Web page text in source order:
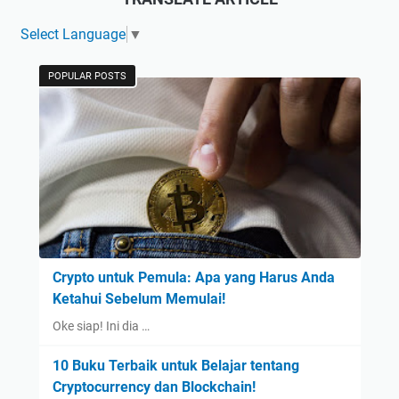
Select Language ▼
POPULAR POSTS
Crypto untuk Pemula: Apa yang Harus Anda
Ketahui Sebelum Memulai!
Oke siap! Ini dia …
10 Buku Terbaik untuk Belajar tentang
Cryptocurrency dan Blockchain!